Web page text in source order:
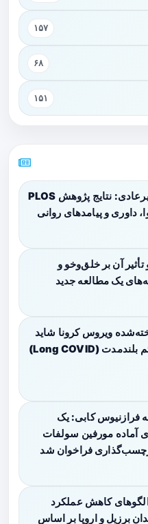
۱۵۷
۶۸
۱۵۱
درک تجربه‌های غیرعادی: نتایج پژوهش PLOS
آن بر خلق‌وخو و
یک مطالعه جدید
ویروس کرونا شاید
سرنخی برای علائم بلندمدت (Long COVID)
فرازنیوس کابی: یک
آماده مورفین سولفات
فراخوان شد
کاهش عملکرد
برزیل و اروپا بر اساس